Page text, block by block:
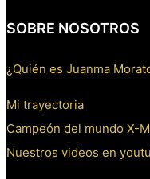
SOBRE NOSOTROS
¿Quién es Juanma
Mi trayectoria
Campeón del mundo X-
Nuestros videos en